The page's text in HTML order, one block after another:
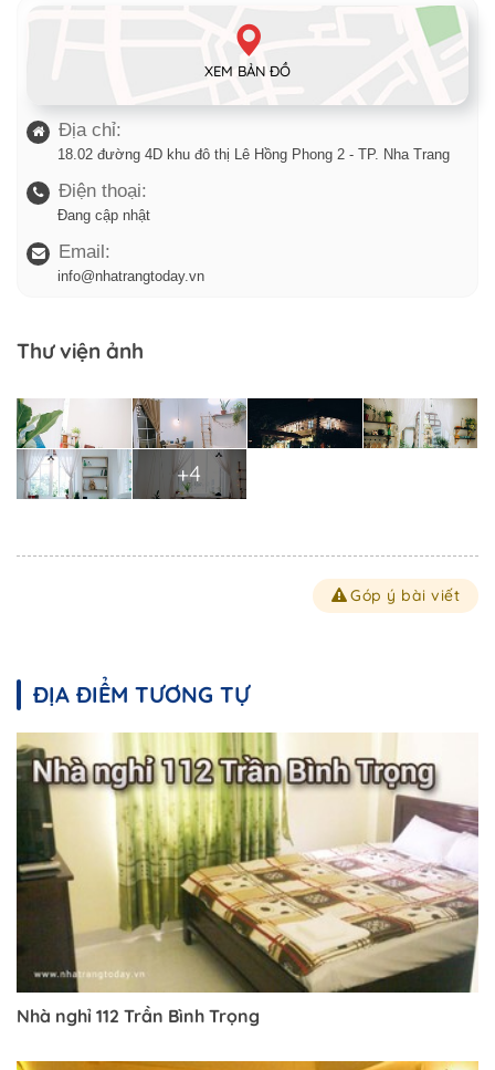
XEM BẢN ĐỒ
Địa chỉ:
18.02 đường 4D khu đô thị Lê Hồng Phong 2 - TP. Nha Trang
Điện thoại:
Đang cập nhật
Email:
info@nhatrangtoday.vn
Thư viện ảnh
+4
Góp ý bài viết
ĐỊA ĐIỂM TƯƠNG TỰ
Nhà nghỉ 112 Trần Bình Trọng